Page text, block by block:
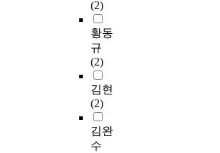
(2)
황동
규
(2)
김현
(2)
김완
수